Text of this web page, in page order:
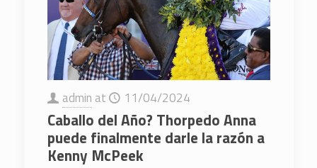
admin at 11/04/2024
Caballo del Año? Thorpedo Anna
puede finalmente darle la razón a
Kenny McPeek